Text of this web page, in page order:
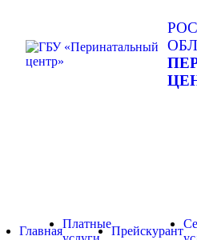
Главная
Платные
Прейскурант